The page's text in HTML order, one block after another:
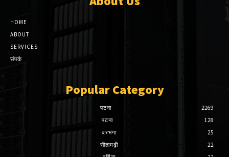
HOME
ABOUT
SERVICES
संपर्क
Popular Category
पटना
2269
पटना
128
दरभंगा
25
सीतामढ़ी
22